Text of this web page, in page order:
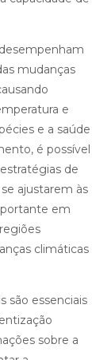
mudanças
e
e a saúde
é possível
de
ajustarem às
em
climáticas
são essenciais
sobre a